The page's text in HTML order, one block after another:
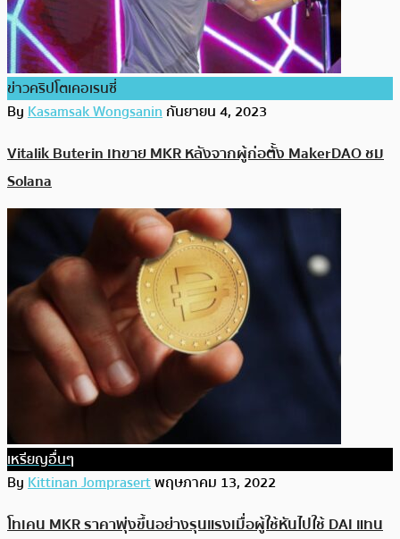
ข่าวคริปโตเคอเรนซี่
ByKasamsak Wongsaninกันยายน 4, 2023
Vitalik Buterin เทขาย MKR หลังจากผู้ก่อตั้ง MakerDAO ชม
Solana
เหรียญอื่นๆ
ByKittinan Jomprasertพฤษภาคม 13, 2022
โทเคน MKR ราคาพุ่งขึ้นอย่างรุนแรงเมื่อผู้ใช้หันไปใช้ DAI แทน